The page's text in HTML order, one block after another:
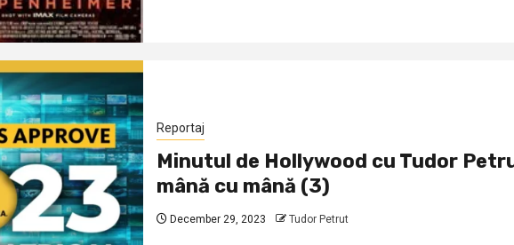
Reportaj
Minutul de Hollywood cu Tudor
mână cu mână (3)
December 29, 2023 Tudor Petrut